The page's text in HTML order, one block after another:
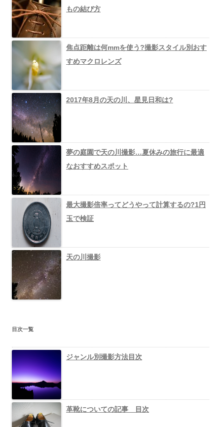
もの結び方
焦点距離は何mmを使う?撮影スタイル別おす
すめマクロレンズ
2017年8月の天の川、星見日和は?
夢の庭園で天の川撮影…夏休みの旅行に最適
なおすすめスポット
最大撮影倍率ってどうやって計算するの?1円
玉で検証
天の川撮影
目次一覧
ジャンル別撮影方法目次
革靴についての記事 目次